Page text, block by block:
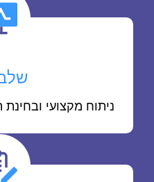
שלב
ניתוח מקצועי ובחינת